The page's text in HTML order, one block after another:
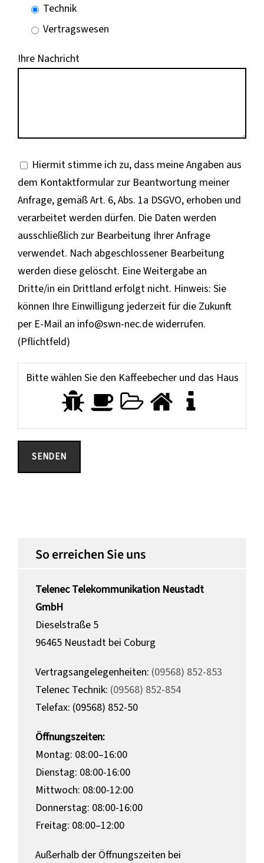
Technik
Vertragswesen
Ihre Nachricht
Hiermit stimme ich zu, dass meine Angaben aus
dem Kontaktformular zur Beantwortung meiner
Anfrage, gemäß Art. 6, Abs. 1a DSGVO, erhoben und
verarbeitet werden dürfen. Die Daten werden
ausschließlich zur Bearbeitung Ihrer Anfrage
verwendet. Nach abgeschlossener Bearbeitung
werden diese gelöscht. Eine Weitergabe an
Dritte/in ein Drittland erfolgt nicht. Hinweis: Sie
können Ihre Einwilligung jederzeit für die Zukunft
per E-Mail an info@swn-nec.de widerrufen.
(Pflichtfeld)
Bitte wählen Sie den Kaffeebecher und das Haus
So erreichen Sie uns
Telenec Telekommunikation Neustadt
GmbH
Dieselstraße 5
96465 Neustadt bei Coburg
Vertragsangelegenheiten: (09568) 852-853
Telenec Technik: (09568) 852-854
Telefax: (09568) 852-50
Öffnungszeiten:
Montag: 08:00–16:00
Dienstag: 08:00-16:00
Mittwoch: 08:00-12:00
Donnerstag: 08:00-16:00
Freitag: 08:00–12:00
Außerhalb der Öffnungszeiten bei